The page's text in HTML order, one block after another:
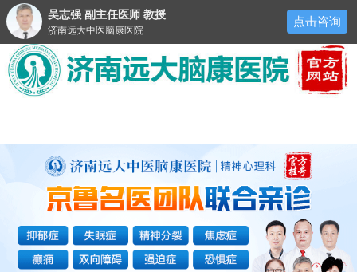
吴志强 副主任医师 教授
济南远大中医脑康医院
点击咨询